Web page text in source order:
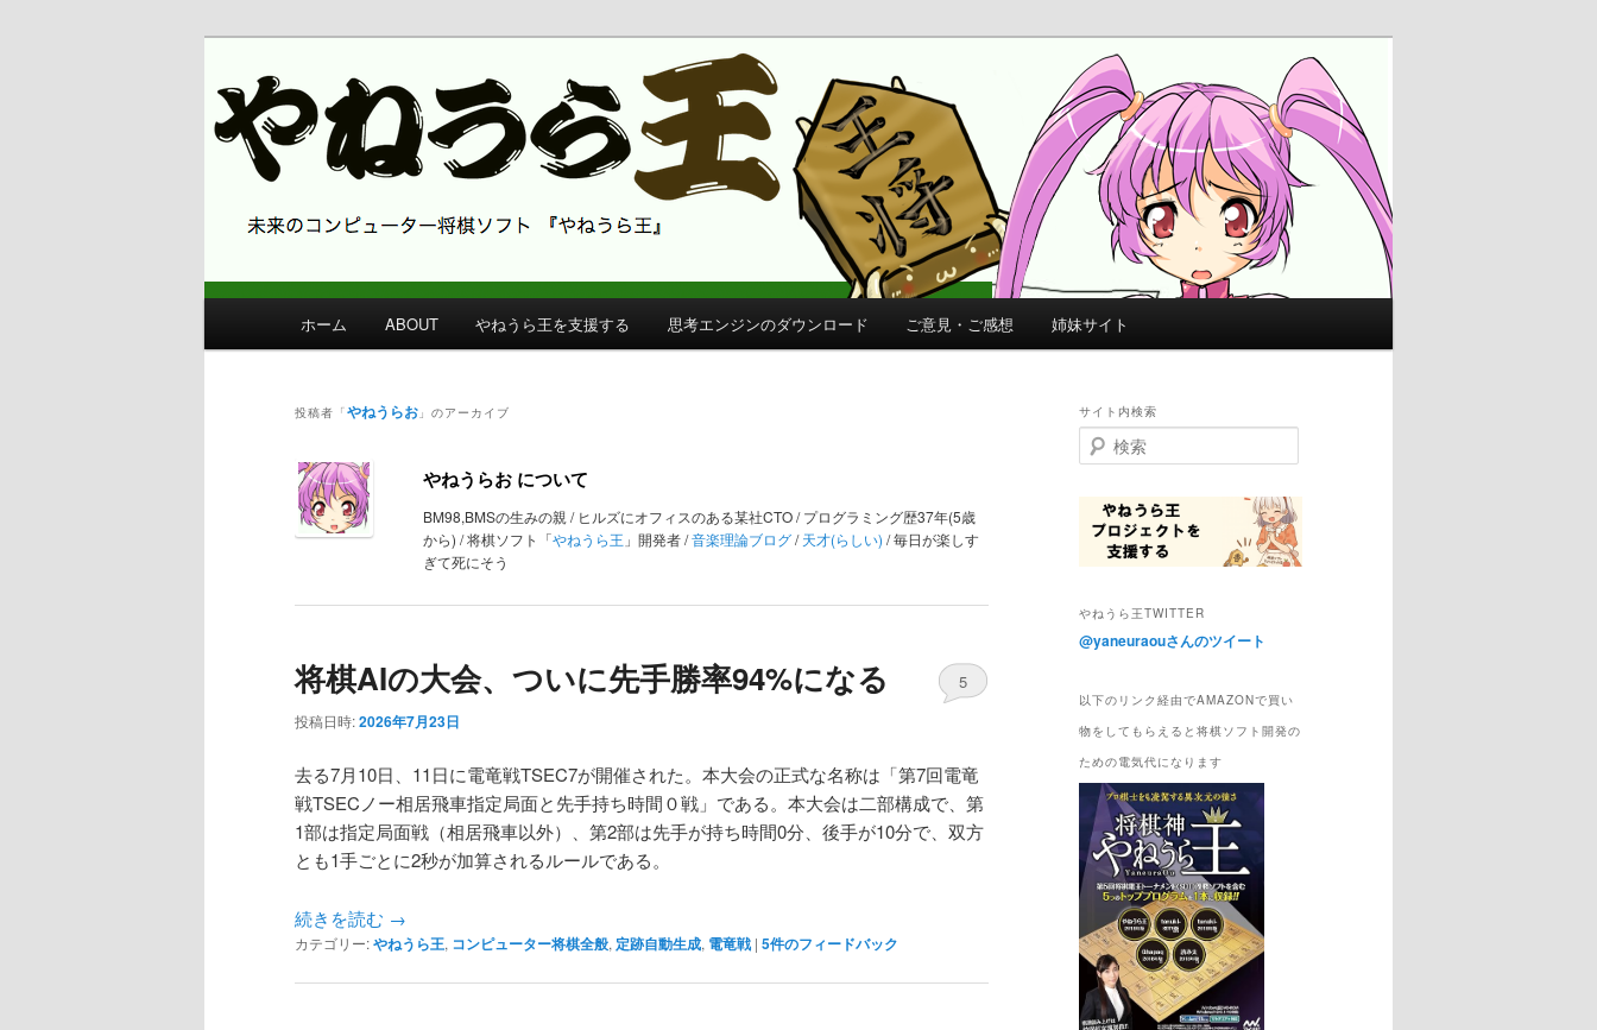
やねうら王 公式サイト
メ
コ
ン
ツ
へ
移
動
サ
ン
ツ
へ
移
動
ホーム ABOUT やねうら王を支援する 思考エンジンのダウンロード ご意見・ご感想 姉妹サイト
投稿者「やねうらお 」のアーカイブ
やねうらお について
BM98,BMSの生みの親 / ヒルズにオフィスのある某社CTO / プログラミング歴37年(5歳
から) / 将棋ソフト「やねうら王 」開発者 /音楽理論ブログ/天才(らしい) / 毎日が楽しす
ぎて死にそう
将棋AIの大会、ついに先手勝率94%になる
投稿日時:2026年7月23日
5
去る7月10日、11日に電竜戦TSEC7が開催された。本大会の正式な名称は「第7回電竜
戦TSECノー相居飛車指定局面と先手持ち時間０戦」である。本大会は二部構成で、第
1部は指定局面戦（相居飛車以外）、第2部は先手が持ち時間0分、後手が10分で、双方
とも1手ごとに2秒が加算されるルールである。
続きを読む →
カテゴリー:やねうら王, コンピューター将棋全般, 定跡自動生成, 電竜戦 | 5件のフィードバック
サイト内検索
検
索
やねうら王TWITTER
@yaneuraouさんのツイート
以下のリンク経由でAMAZONで買い
物をしてもらえると将棋ソフト開発の
ための電気代になります